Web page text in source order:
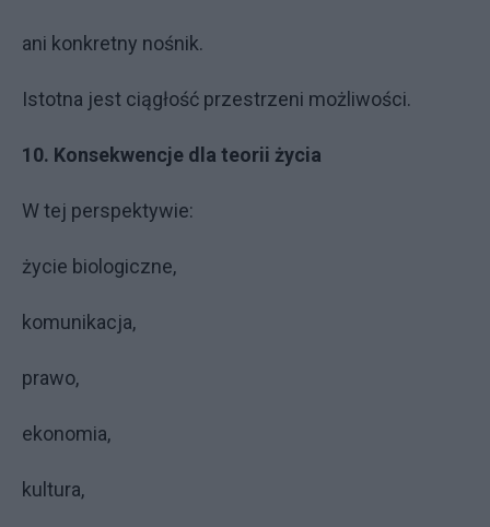
ani konkretny nośnik.
Istotna jest ciągłość przestrzeni możliwości.
10. Konsekwencje dla teorii życia
W tej perspektywie:
życie biologiczne,
komunikacja,
prawo,
ekonomia,
kultura,